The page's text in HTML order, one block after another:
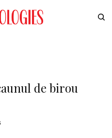
de birou